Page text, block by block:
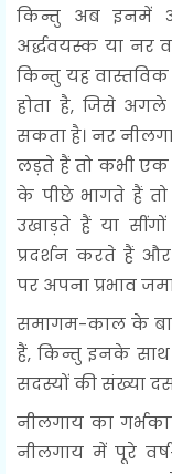
किन्तु अब इनमें
अर्द्धवयस्क या
किन्तु यह
होता है, जिसे
सकता है। नर
लड़ते हैं तो कभी
के पीछे भागते हैं तो
उखाड़ते हैं या
प्रदर्शन करते हैं
पर अपना प्रभाव
समागम-काल के
हैं, किन्तु इनके साथ
सदस्यों की संख्या दस
नीलगाय का
नीलगाय में पूरे